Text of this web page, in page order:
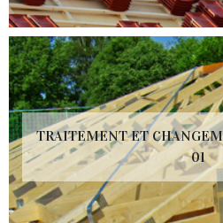
TRAITEMENT ET
01